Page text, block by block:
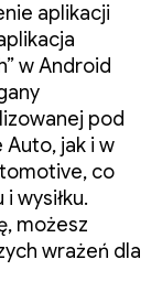
aplikacji
w Android
pod
jak i w
co
wysiłku.
możesz
wrażeń dla